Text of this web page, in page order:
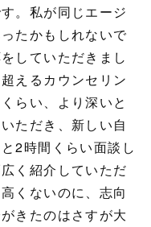
。私が同じエージ
たかもしれないで
していただきまし
えるカウンセリン
らい、より深いと
ただき、新しい自
2時間くらい面談し
く紹介していただ
くないのに、志向
きたのはさすが大